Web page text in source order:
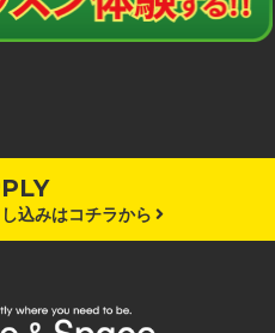
込みはコチラから